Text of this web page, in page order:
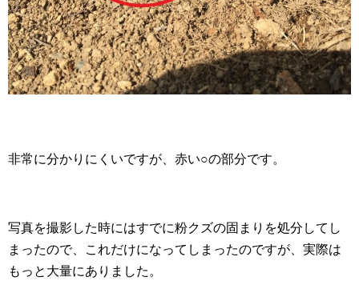
非常に分かりにくいですが、赤い○の部分です。
写真を撮影した時にはすでに粉クズの固まりを処分してし
まったので、これだけになってしまったのですが、実際は
もっと大量にありました。